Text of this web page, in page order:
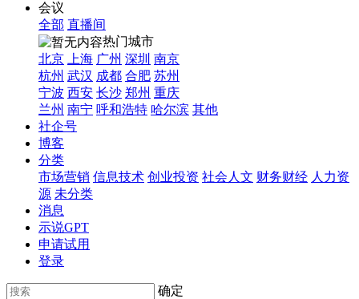
会议
全部 直播间
热门城市
北京
上海 广州 深圳 南京
杭州 武汉 成都 合肥 苏州
宁波 西安 长沙 郑州 重庆
兰州 南宁 呼和浩特 哈尔滨 其他
社企号
博客
分类
市场营销 信息技术 创业投资 社会人文 财务财经 人力资
源 未分类
消息
示说GPT
申请试用
登录
确定